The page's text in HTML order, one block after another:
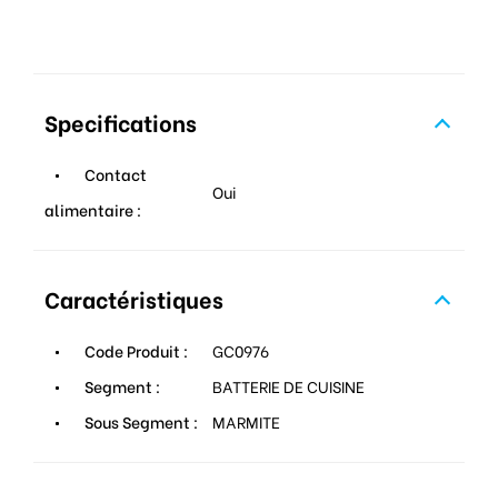
Specifications
Contact
alimentaire :
Oui
Caractéristiques
Code Produit :
GC0976
Segment :
BATTERIE DE CUISINE
Sous Segment :
MARMITE